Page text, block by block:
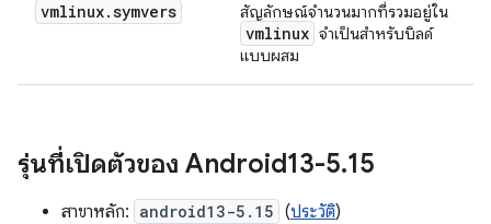
vmlinux.symvers สัญลักษณ์จำนวนมากที่รวมอยู่ใน
vmlinux จำเป็นสำหรับบิลด์
แบบผสม
รุ่นที่เปิดตัวของ Android13-5.15
สาขาหลัก: android13-5.15 (ประวัติ)